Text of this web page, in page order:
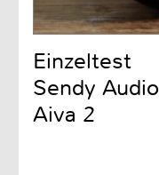
Einzeltest
Sendy Audio
Aiva 2